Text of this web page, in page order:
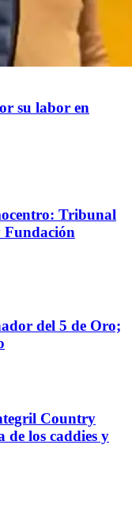
su labor en
Tribunal
Fundación
del 5 de Oro;
Country
los caddies y